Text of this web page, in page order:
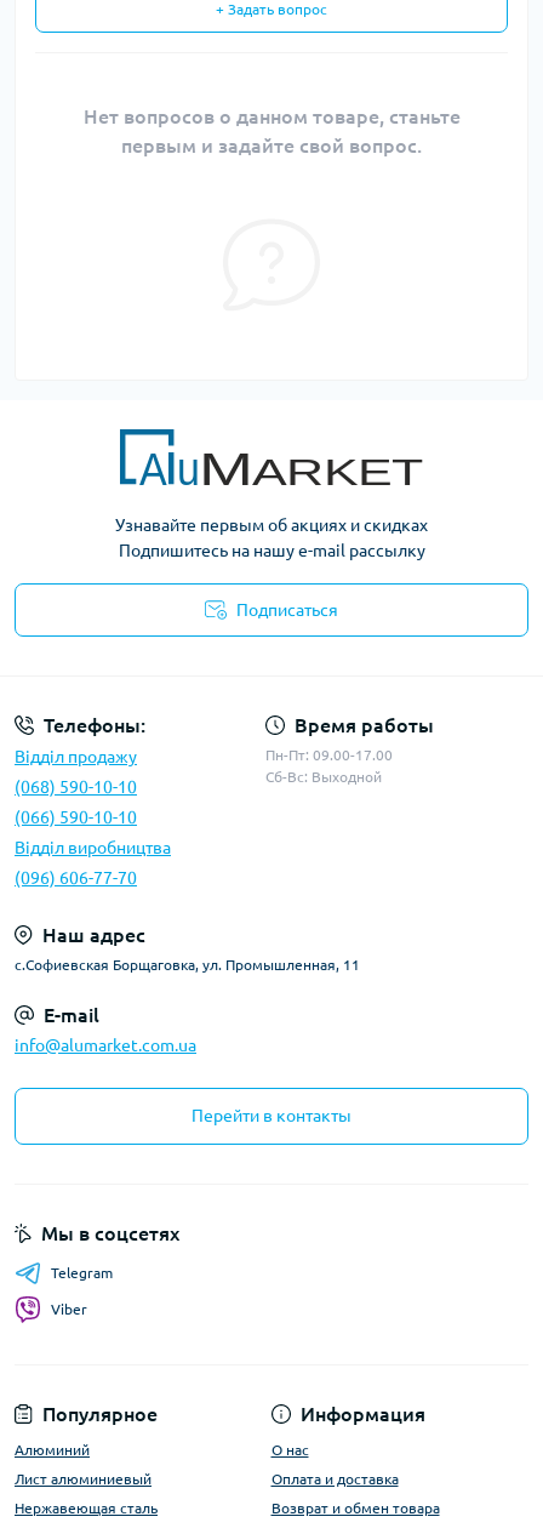
+ Задать вопрос
Нет вопросов о данном товаре, станьте
первым и задайте свой вопрос.
Узнавайте первым об акциях и скидках
Подпишитесь на нашу e-mail рассылку
Подписаться
Телефоны:
Відділ продажу
(068) 590-10-10
(066) 590-10-10
Відділ виробництва
(096) 606-77-70
Время работы
Пн-Пт: 09.00-17.00
Сб-Вс: Выходной
Наш адрес
с.Софиевская Борщаговка, ул. Промышленная, 11
E-mail
info@alumarket.com.ua
Перейти в контакты
Популярное
Алюминий
Лист алюминиевый
Нержавеющая сталь
Информация
О нас
Оплата и доставка
Возврат и обмен товара
Мы в соцсетях
Telegram
Viber